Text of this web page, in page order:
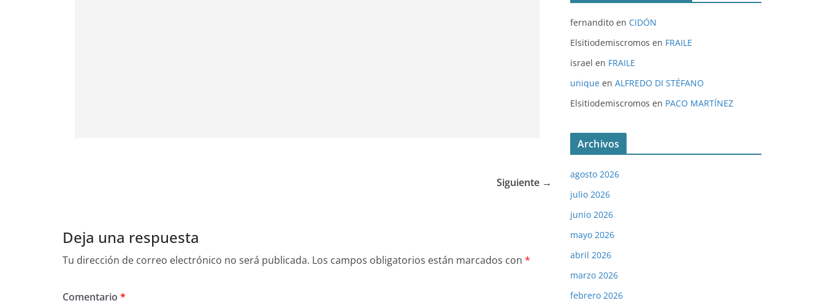
Siguiente →
Deja una respuesta
Tu dirección de correo electrónico no será publicada. Los campos obligatorios están marcados con *
Comentario *
fernandito en CIDÓN
Elsitiodemiscromos en FRAILE
israel en FRAILE
unique en ALFREDO DI STÉFANO
Elsitiodemiscromos en PACO MARTÍNEZ
Archivos
agosto 2026
julio 2026
junio 2026
mayo 2026
abril 2026
marzo 2026
febrero 2026